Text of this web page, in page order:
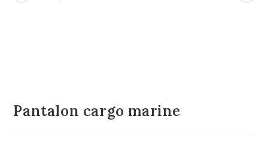
Pantalon cargo marine